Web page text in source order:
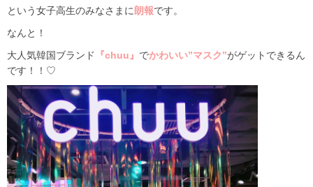
という女子高生のみなさまに朗報です。
なんと！
大人気韓国ブランド
『chuu』 でかわいい”マスク”がゲットできるん
です！！♡